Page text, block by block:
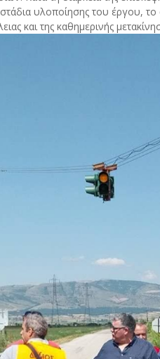
υλοποίησης του έργου,
και της καθημερινής